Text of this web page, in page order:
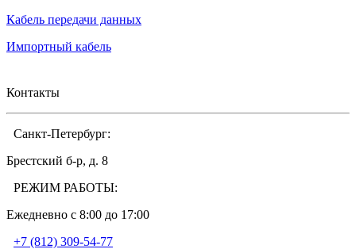
Кабель передачи данных
Импортный кабель
Контакты
Санкт-Петербург:
Брестский б-р, д. 8
РЕЖИМ РАБОТЫ:
Ежедневно c 8:00 до 17:00
+7 (812) 309-54-77